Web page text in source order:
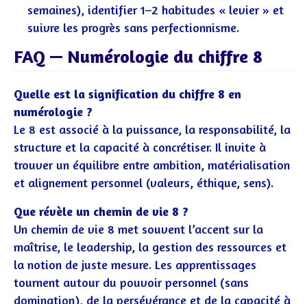
semaines), identifier 1–2 habitudes « levier » et
suivre les progrès sans perfectionnisme.
FAQ — Numérologie du chiffre 8
Quelle est la signification du chiffre 8 en
numérologie ?
Le 8 est associé à la puissance, la responsabilité, la
structure et la capacité à concrétiser. Il invite à
trouver un équilibre entre ambition, matérialisation
et alignement personnel (valeurs, éthique, sens).
Que révèle un chemin de vie 8 ?
Un chemin de vie 8 met souvent l’accent sur la
maîtrise, le leadership, la gestion des ressources et
la notion de juste mesure. Les apprentissages
tournent autour du pouvoir personnel (sans
domination), de la persévérance et de la capacité à